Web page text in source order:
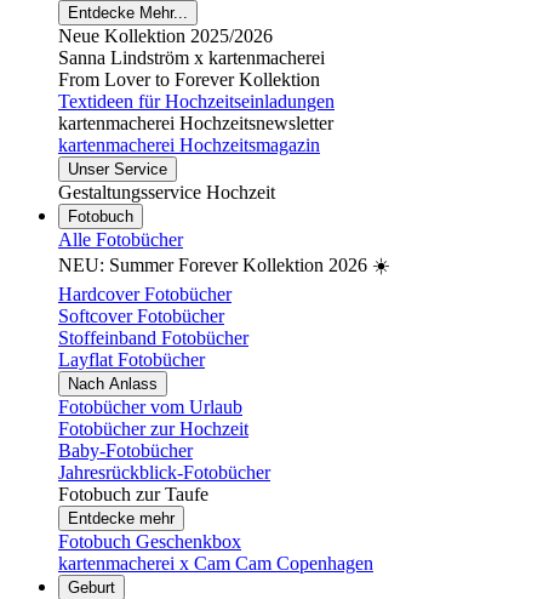
Entdecke Mehr...
Neue Kollektion 2025/2026
Sanna Lindström x kartenmacherei
From Lover to Forever Kollektion
Textideen für Hochzeitseinladungen
kartenmacherei Hochzeitsnewsletter
kartenmacherei Hochzeitsmagazin
Unser Service
Gestaltungsservice Hochzeit
Fotobuch
Alle Fotobücher
NEU: Summer Forever Kollektion 2026 ☀️
Hardcover Fotobücher
Softcover Fotobücher
Stoffeinband Fotobücher
Layflat Fotobücher
Nach Anlass
Fotobücher vom Urlaub
Fotobücher zur Hochzeit
Baby-Fotobücher
Jahresrückblick-Fotobücher
Fotobuch zur Taufe
Entdecke mehr
Fotobuch Geschenkbox
kartenmacherei x Cam Cam Copenhagen
Geburt